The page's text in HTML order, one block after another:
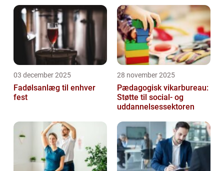
03 december 2025
Fadølsanlæg til enhver
fest
28 november 2025
Pædagogisk vikarbureau:
Støtte til social- og
uddannelsessektoren